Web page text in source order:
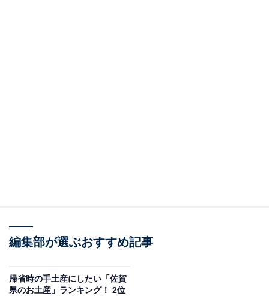
編集部が選ぶおすすめ記事
帰省時の手土産にしたい「佐賀
県のお土産」ランキング！ 2位